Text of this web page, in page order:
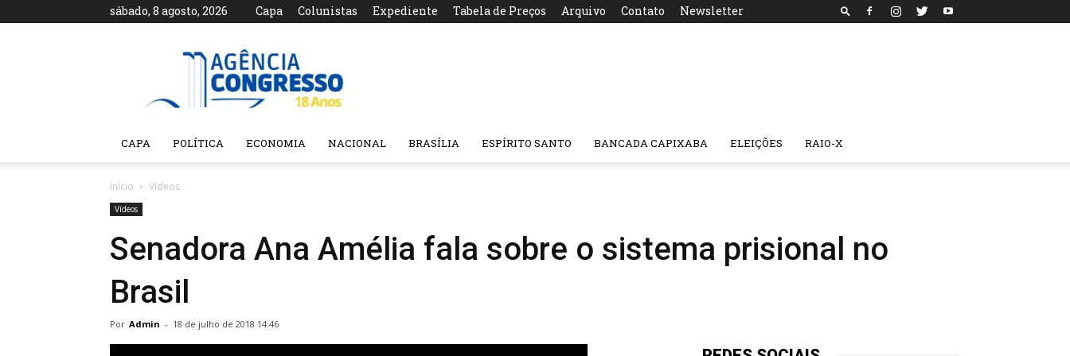
sábado, 8 agosto, 2026 Capa Colunistas Expediente Tabela de Preços Arquivo Contato Newsletter
Agência
CAPA POLÍTICA ECONOMIA NACIONAL BRASÍLIA ESPÍRITO SANTO BANCADA CAPIXABA ELEIÇÕES RAIO-X
Início Vídeos
Vídeos
Senadora Ana Amélia fala sobre o sistema prisional no
Brasil
Por Admin - 18 de julho de 2018 14:46